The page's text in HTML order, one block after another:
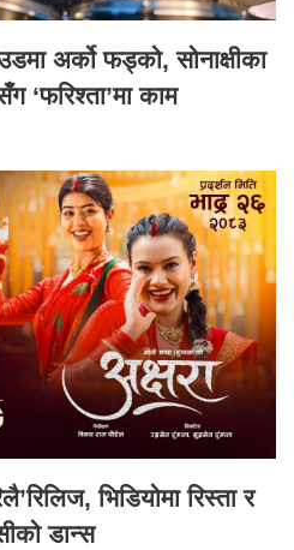
अर्को फड्को, सोनाक्षीका
‘फरिश्ता’मा काम
भिडियोमा रिस्ता र
डान्स